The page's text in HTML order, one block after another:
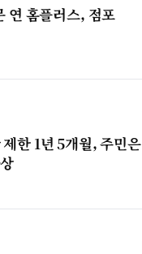
연 홈플러스, 점포
한 1년 5개월, 주민은